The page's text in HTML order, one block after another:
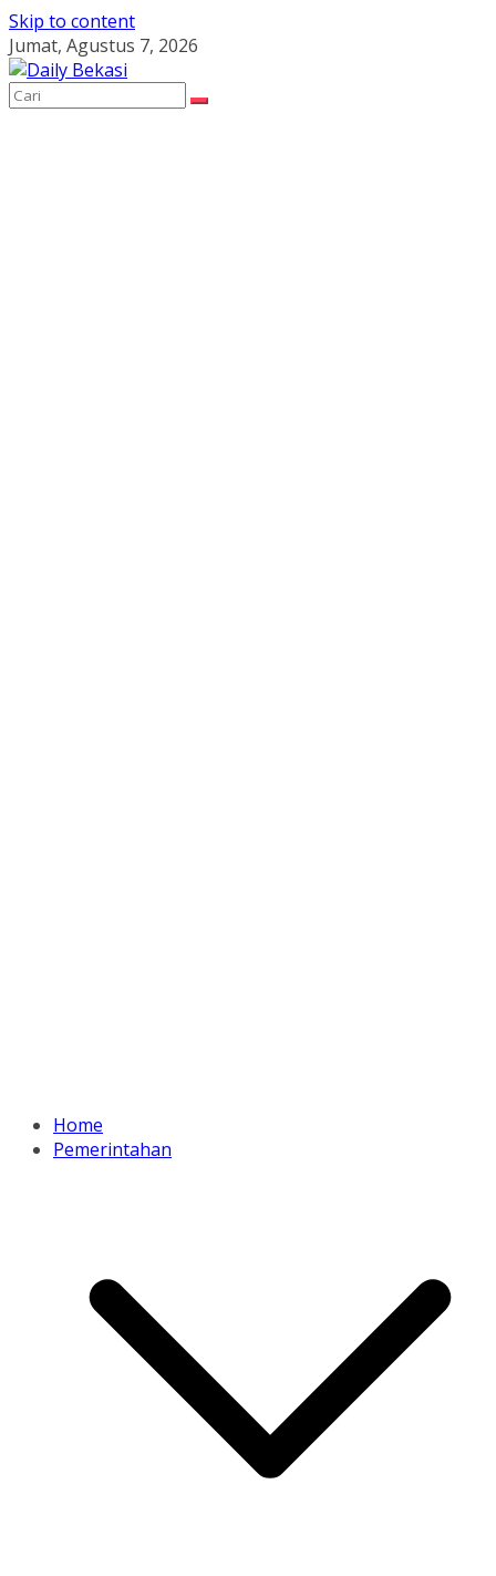
Skip to content
Jumat, Agustus 7, 2026
Home
Pemerintahan